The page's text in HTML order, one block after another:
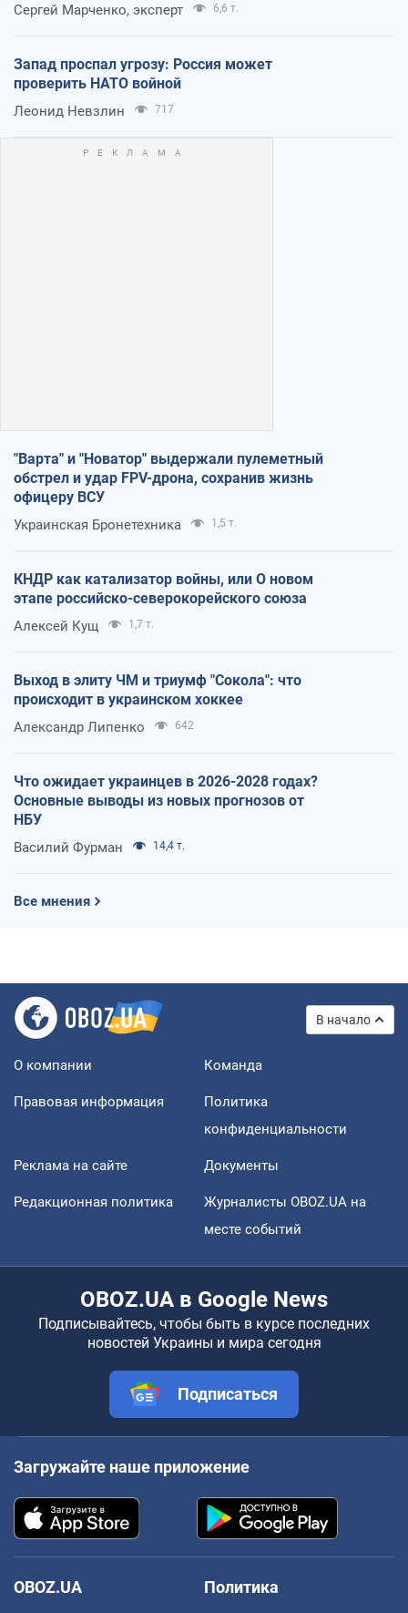
Сергей Марченко, эксперт 6,6 т.
Запад проспал угрозу: Россия может
проверить НАТО войной
Леонид Невзлин 717
"Варта" и "Новатор" выдержали пулеметный
обстрел и удар FPV-дрона, сохранив жизнь
офицеру ВСУ
Украинская Бронетехника 1,5 т.
КНДР как катализатор войны, или О новом
этапе российско-северокорейского союза
Алексей Кущ 1,7 т.
Выход в элиту ЧМ и триумф "Сокола": что
происходит в украинском хоккее
Александр Липенко 642
Что ожидает украинцев в 2026-2028 годах?
Основные выводы из новых прогнозов от
НБУ
Василий Фурман 14,4 т.
Все мнения
В начало
О компании Команда
Правовая информация
Политика
конфиденциальности
Реклама на сайте Документы
Редакционная политика
Журналисты OBOZ.UA на
месте событий
OBOZ.UA в Google News
Подписывайтесь, чтобы быть в курсе последних
новостей Украины и мира сегодня
Подписаться
Загружайте наше приложение
OBOZ.UA
Политика